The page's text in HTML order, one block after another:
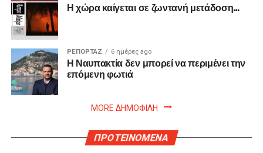
Η χώρα καίγεται σε ζωντανή μετάδοση…
ΡΕΠΟΡΤΑΖ 6 ημέρες ago
Η Ναυπακτία δεν μπορεί να περιμένει την
επόμενη φωτιά
MORE ΔΗΜΟΦΙΛΗ
ΠΡΟΤΕΙΝΟΜΕΝΑ